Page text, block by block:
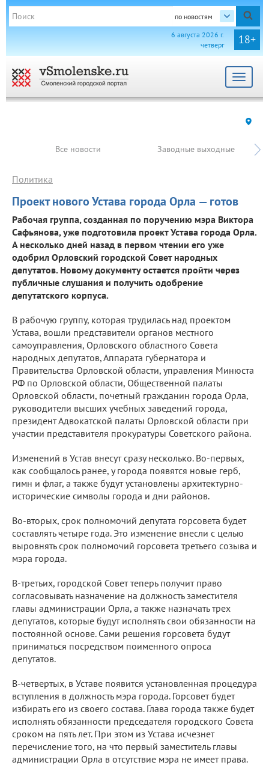
по новостям
18+
6 августа 2026 г.
четверг
Toggle
Все новости Заводные выходные
Проект нового Устава города Орла — готов
Политика
Рабочая группа, созданная по поручению мэра Виктора
Сафьянова, уже подготовила проект Устава города Орла.
А несколько дней назад в первом чтении его уже
одобрил Орловский городской Совет народных
депутатов. Новому документу остается пройти через
публичные слушания и получить одобрение
депутатского корпуса.
В рабочую группу, которая трудилась над проектом
Устава, вошли представители органов местного
самоуправления, Орловского областного Совета
народных депутатов, Аппарата губернатора и
Правительства Орловской области, управления Минюста
РФ по Орловской области, Общественной палаты
Орловской области, почетный гражданин города Орла,
руководители высших учебных заведений города,
президент Адвокатской палаты Орловской области при
участии представителя прокуратуры Советского района.
Изменений в Устав внесут сразу несколько. Во-первых,
как сообщалось ранее, у города появятся новые герб,
гимн и флаг, а также будут установлены архитектурно-
исторические символы города и дни районов.
Во-вторых, срок полномочий депутата горсовета будет
составлять четыре года. Это изменение внесли с целью
выровнять срок полномочий горсовета третьего созыва и
мэра города.
В-третьих, городской Совет теперь получит право
согласовывать назначение на должность заместителя
главы администрации Орла, а также назначать трех
депутатов, которые будут исполнять свои обязанности на
постоянной основе. Сами решения горсовета будут
приниматься посредством поименного опроса
депутатов.
В-четвертых, в Уставе появится установленная процедура
вступления в должность мэра города. Горсовет будет
избирать его из своего состава. Глава города также будет
исполнять обязанности председателя городского Совета
сроком на пять лет. При этом из Устава исчезнет
перечисление того, на что первый заместитель главы
администрации Орла в отсутствие мэра не имеет права.